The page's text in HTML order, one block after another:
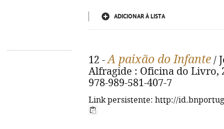
ADICIONAR À LISTA
12 -A paixão do Infante /
Alfragide : Oficina do Livro,
978-989-581-407-7
Link persistente: http://